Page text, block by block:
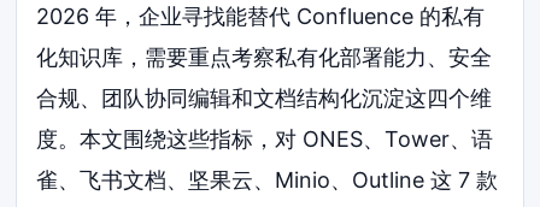
2026 年，企业寻找能替代 Confluence 的私有
化知识库，需要重点考察私有化部署能力、安全
合规、团队协同编辑和文档结构化沉淀这四个维
度。本文围绕这些指标，对 ONES、Tower、语
雀、飞书文档、坚果云、Minio、Outline 这 7 款